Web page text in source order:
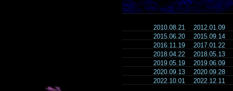
2010.08.21 2012.01.09
2015.06.20
2015.09.14
2016.11.19
2017.01.22
2018.04.22
2018.05.13
2019.05.19
2019.06.09
2020.09.13
2020.09.28
2022.10.01
2022.12.11